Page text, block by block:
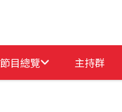
節目總覽 主持群